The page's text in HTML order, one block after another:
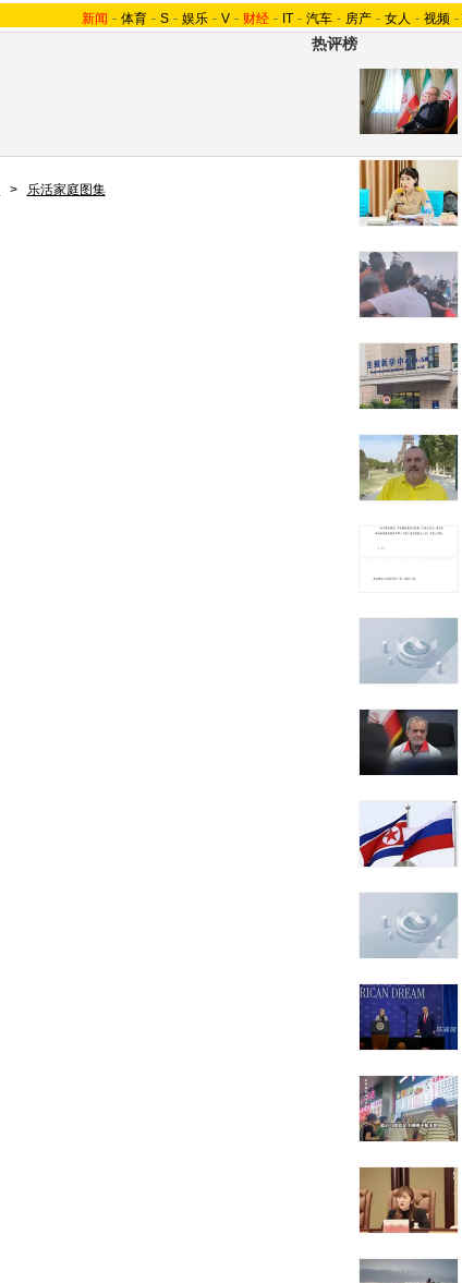
新闻 - 体育 - S - 娱乐 - V - 财经 - IT - 汽车 - 房产 - 女人 - 视频 -
热评榜
> 乐活家庭图集